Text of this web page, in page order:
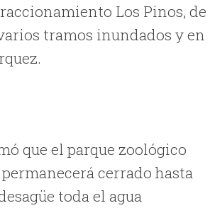
Los Pinos, de
tramos inundados y en
que el parque zoológico
cerrado hasta
toda el agua